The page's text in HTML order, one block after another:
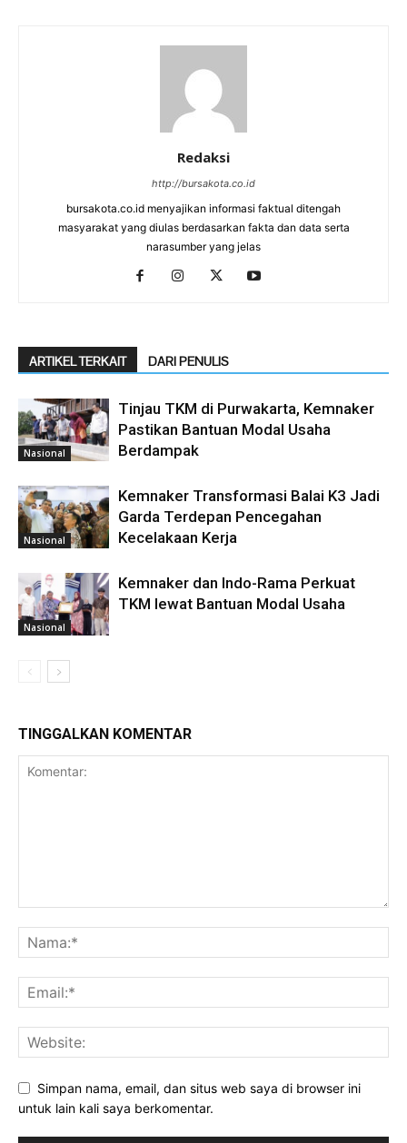
Redaksi
http://bursakota.co.id
bursakota.co.id menyajikan informasi faktual ditengah
masyarakat yang diulas berdasarkan fakta dan data serta
narasumber yang jelas
ARTIKEL TERKAIT DARI PENULIS
Nasional
Tinjau TKM di Purwakarta, Kemnaker
Pastikan Bantuan Modal Usaha
Berdampak
Nasional
Kemnaker Transformasi Balai K3 Jadi
Garda Terdepan Pencegahan
Kecelakaan Kerja
Nasional
Kemnaker dan Indo-Rama Perkuat
TKM lewat Bantuan Modal Usaha
TINGGALKAN KOMENTAR
Simpan nama, email, dan situs web saya di browser ini
untuk lain kali saya berkomentar.